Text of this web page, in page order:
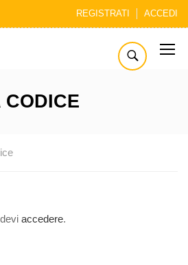
REGISTRATI ACCEDI
CODICE
accedere.